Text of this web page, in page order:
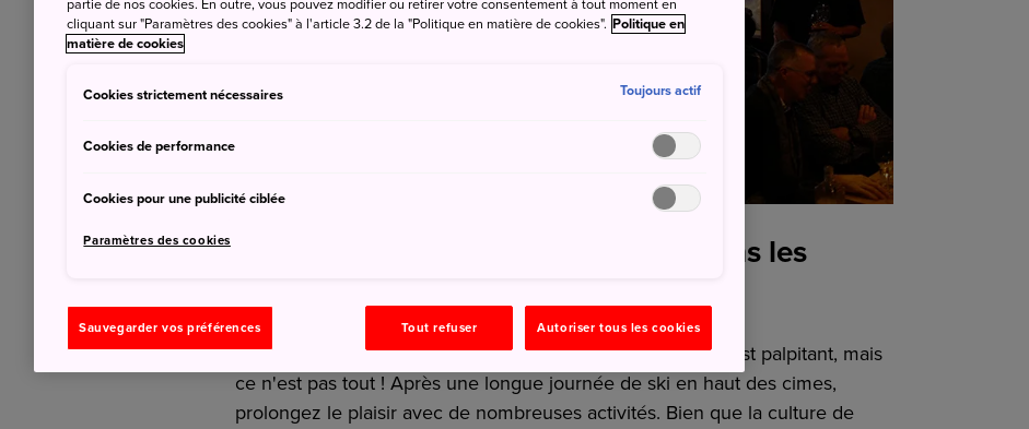
Activités après le ski — Quoi faire dans les
Dévaler les pistes à toute vitesse en ski ou en snowboard est palpitant, mais
ce n'est pas tout ! Après une longue journée de ski en haut des cimes,
prolongez le plaisir avec de nombreuses activités. Bien que la culture de
partie de nos cookies. En outre, vous pouvez modifier ou retirer votre consentement à tout moment en
cliquant sur "Paramètres des cookies" à l'article 3.2 de la "Politique en matière de cookies". Politique en
matière de cookies
Cookies strictement nécessaires Toujours actif
Cookies de performance
Cookies pour une publicité ciblée
Paramètres des cookies
Sauvegarder vos préférences Tout refuser Autoriser tous les cookies